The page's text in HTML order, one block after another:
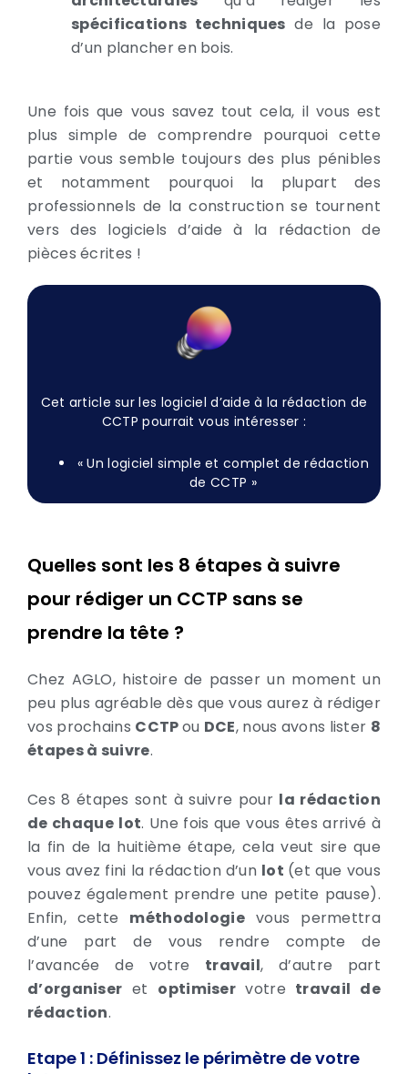
spécifications techniques de la pose
d’un plancher en bois.
Une fois que vous savez tout cela, il vous est
plus simple de comprendre pourquoi cette
partie vous semble toujours des plus pénibles
et notamment pourquoi la plupart des
professionnels de la construction se tournent
vers des logiciels d’aide à la rédaction de
pièces écrites !
Cet article sur les logiciel d’aide à la rédaction de
CCTP pourrait vous intéresser :
« Un logiciel simple et complet de rédaction
de CCTP »
Quelles sont les 8 étapes à suivre
pour rédiger un CCTP sans se
prendre la tête ?
Chez AGLO, histoire de passer un moment un
peu plus agréable dès que vous aurez à rédiger
vos prochains CCTPou DCE, nous avons lister 8
étapes à suivre.
Ces 8 étapes sont à suivre pour la rédaction
de chaque lot. Une fois que vous êtes arrivé à
la fin de la huitième étape, cela veut sire que
vous avez fini la rédaction d’un lot (et que vous
pouvez également prendre une petite pause).
Enfin, cette méthodologie vous permettra
d’une part de vous rendre compte de
l’avancée de votre travail, d’autre part
d’organiser et optimiservotre travail de
rédaction.
Etape 1 : Définissez le périmètre de votre